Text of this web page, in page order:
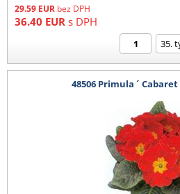
29.59 EUR bez DPH
36.40 EUR s DPH
48506 Primula ´ Cabaret